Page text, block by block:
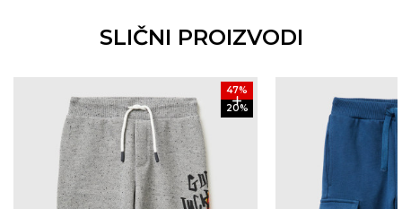
SLIČNI PROIZVODI
47%
20%